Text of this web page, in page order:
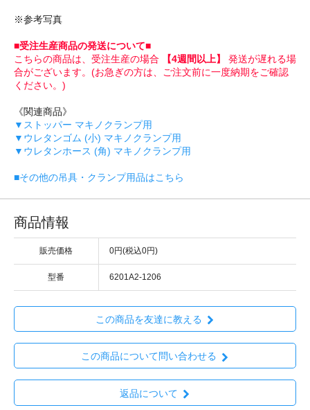
※参考写真
■受注生産商品の発送について■
こちらの商品は、受注生産の場合
【4週間以上】
発送が遅れる場
合がございます。(お急ぎの方は、ご注文前に一度納期をご確認
ください。)
《関連商品》
▼ストッパー マキノクランプ用
▼ウレタンゴム (小) マキノクランプ用
▼ウレタンホース (角) マキノクランプ用
■その他の吊具・クランプ用品はこちら
商品情報
販売価格 0円(税込0円)
型番 6201A2-1206
この商品を友達に教える
この商品について問い合わせる
返品について